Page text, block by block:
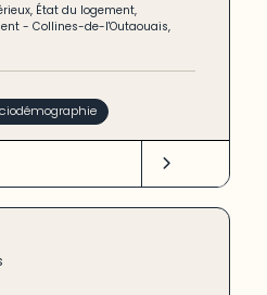
, État du logement,
-Collines-de-l'Outaouais,